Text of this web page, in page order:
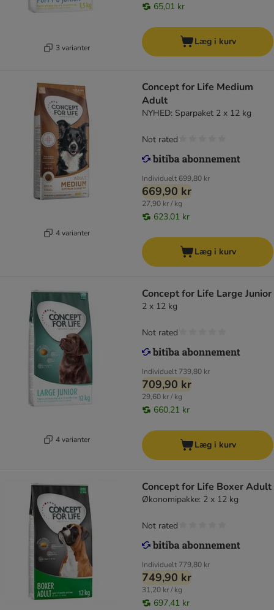
3 varianter
65,01 kr
Læg i kurv
4 varianter
Concept for Life Medium
Adult
NYHED: Sparpaket 2 x 12 kg
Individuelt 699,80 kr
669,90 kr
27,90 kr / kg
623,01 kr
Not rated
Læg i kurv
4 varianter
Concept for Life Large Junior
2 x 12 kg
Individuelt 739,80 kr
709,90 kr
29,60 kr / kg
660,21 kr
Not rated
Læg i kurv
Concept for Life Boxer Adult
Økonomipakke: 2 x 12 kg
Individuelt 779,80 kr
749,90 kr
31,20 kr / kg
697,41 kr
Not rated